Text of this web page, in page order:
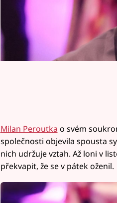
Milan Peroutka o svém
společnosti objevila spousta
nich udržuje vztah. Až loni v
překvapit, že se v pátek oženil.